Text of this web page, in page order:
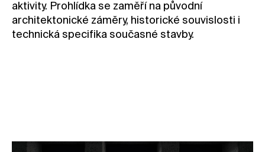
aktivity. Prohlídka se zaměří na původní
architektonické záměry, historické souvislosti i
technická specifika současné stavby.